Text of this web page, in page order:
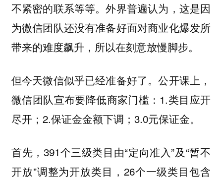
不紧密的联系等等。外界普遍认为，这是因
为微信团队还没有准备好面对商业化爆发所
带来的难度飙升，所以在刻意放慢脚步。
但今天微信似乎已经准备好了。公开课上，
微信团队宣布要降低商家门槛：1.类目应开
尽开；2.保证金金额下调；3.0元保证金。
首先，391个三级类目由“定向准入”及“暂不
开放”调整为开放类目，26个一级类目包含